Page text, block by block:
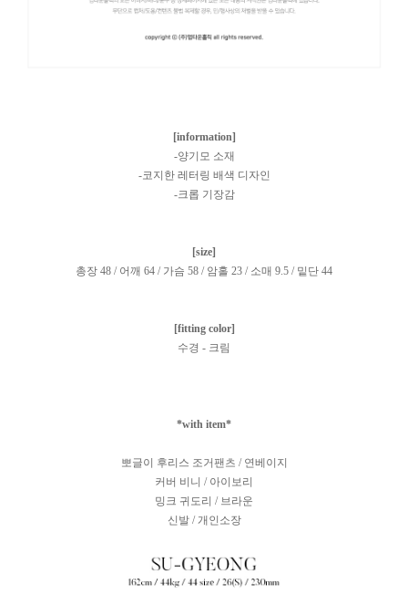
[information]
-양기모 소재
-코지한 레터링 배색 디자인
-크롭 기장감
[size]
총장 48 / 어깨 64 / 가슴 58 / 암홀 23 / 소매 9.5 / 밑단 44
[fitting color]
수경 - 크림
*with item*
뽀글이 후리스 조거팬츠 / 연베이지
커버 비니 / 아이보리
밍크 귀도리 / 브라운
신발 / 개인소장